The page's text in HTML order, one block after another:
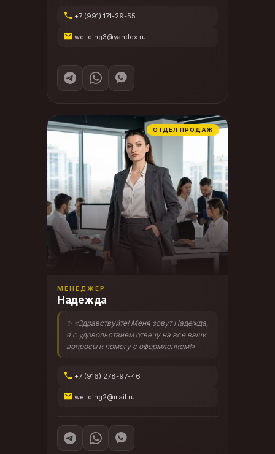
+7 (991) 171-29-55
wellding3@yandex.ru
ОТДЕЛ ПРОДАЖ
МЕНЕДЖЕР
Надежда
✨ «Здравствуйте! Меня зовут Надежда,
я с удовольствием отвечу на все ваши
вопросы и помогу с оформлением!»
+7 (916) 278-97-46
wellding2@mail.ru